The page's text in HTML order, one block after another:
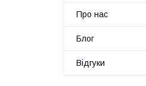
Про нас
Блог
Відгуки